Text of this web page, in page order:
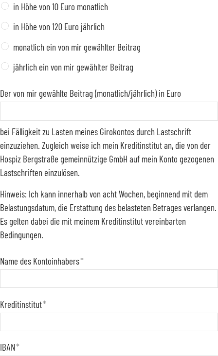
in Höhe von 10 Euro monatlich
in Höhe von 120 Euro jährlich
monatlich ein von mir gewählter Beitrag
jährlich ein von mir gewählter Beitrag
Der von mir gewählte Beitrag (monatlich/jährlich) in Euro
bei Fälligkeit zu Lasten meines Girokontos durch Lastschrift
einzuziehen. Zugleich weise ich mein Kreditinstitut an, die von der
Hospiz Bergstraße gemeinnützige GmbH auf mein Konto gezogenen
Lastschriften einzulösen.
Hinweis: Ich kann innerhalb von acht Wochen, beginnend mit dem
Belastungsdatum, die Erstattung des belasteten Betrages verlangen.
Es gelten dabei die mit meinem Kreditinstitut vereinbarten
Bedingungen.
Name des Kontoinhabers*
Kreditinstitut*
IBAN*